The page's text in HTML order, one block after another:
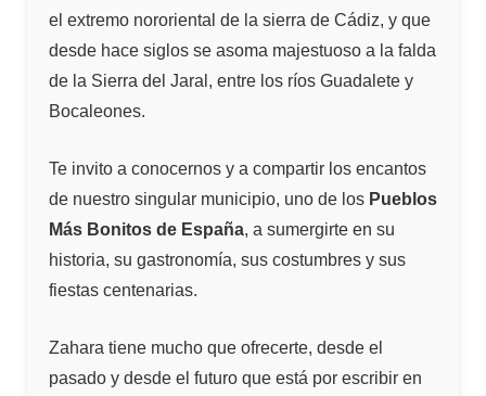
el extremo nororiental de la sierra de Cádiz, y que
desde hace siglos se asoma majestuoso a la falda
de la Sierra del Jaral, entre los ríos Guadalete y
Bocaleones.
Te invito a conocernos y a compartir los encantos
de nuestro singular municipio, uno de los Pueblos
Más Bonitos de España, a sumergirte en su
historia, su gastronomía, sus costumbres y sus
fiestas centenarias.
Zahara tiene mucho que ofrecerte, desde el
pasado y desde el futuro que está por escribir en